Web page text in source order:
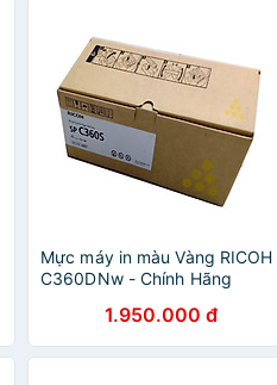
Mực máy in màu Vàng RICOH
C360DNw - Chính Hãng
1.950.000 đ